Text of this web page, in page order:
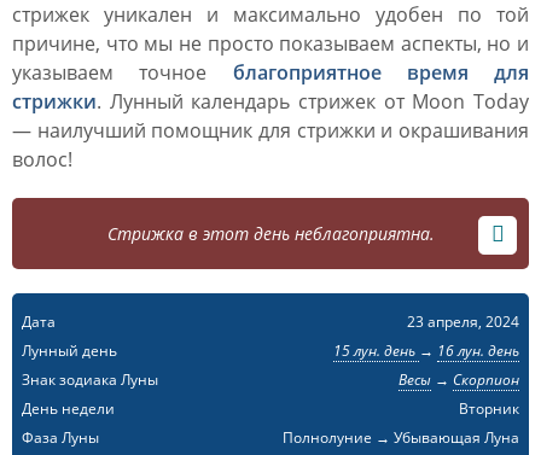
стрижек уникален и максимально удобен по той
причине, что мы не просто показываем аспекты, но и
указываем точное благоприятное время для
стрижки. Лунный календарь стрижек от Moon Today
— наилучший помощник для стрижки и окрашивания
волос!
Стрижка в этот день неблагоприятна.
Дата
23 апреля, 2024
Лунный день
15 лун. день → 16 лун. день
Знак зодиака Луны
Весы→ Скорпион
День недели
Вторник
Фаза Луны
Полнолуние → Убывающая Луна